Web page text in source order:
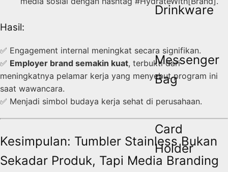
Drinkware
Messenger
Bag
Card
Holder
Hasil:
✅ Engagement internal meningkat secara signifikan.
✅ Employer brand semakin kuat, terbukti dari
meningkatnya pelamar kerja yang menyebut program ini
saat wawancara.
✅ Menjadi simbol budaya kerja sehat di perusahaan.
Kesimpulan: Tumbler Stainless Bukan
Sekadar Produk, Tapi Media Branding